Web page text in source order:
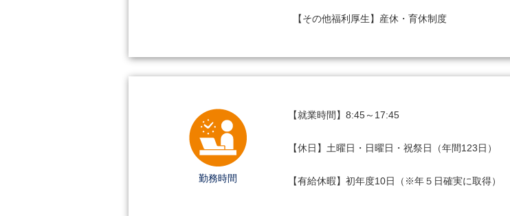
【その他福利厚生】産休・育休制度
勤務時間
【就業時間】8:45～17:45
【休日】土曜日・日曜日・祝祭日（年間123日）
【有給休暇】初年度10日（※年５日確実に取得）